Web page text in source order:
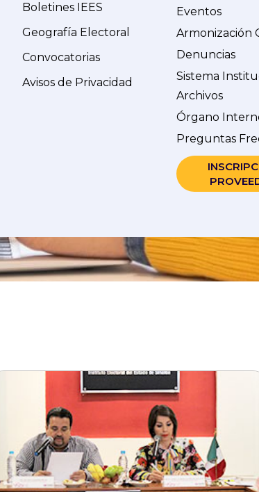
Boletines IEES
Geografía Electoral
Convocatorias
Avisos de Privacidad
Eventos
Armonización
Denuncias
Sistema
Archivos
Órgano
Preguntas